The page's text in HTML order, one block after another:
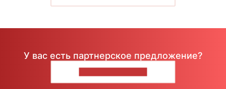
У вас есть партнерское предложение?